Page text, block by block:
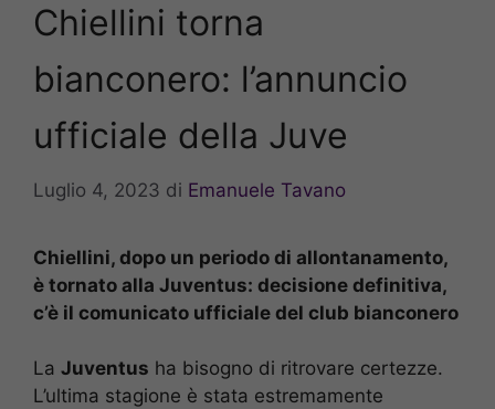
Chiellini torna
bianconero: l’annuncio
ufficiale della Juve
Luglio 4, 2023 di Emanuele Tavano
Chiellini, dopo un periodo di allontanamento,
è tornato alla Juventus: decisione definitiva,
c’è il comunicato ufficiale del club bianconero
La Juventus ha bisogno di ritrovare certezze.
L’ultima stagione è stata estremamente